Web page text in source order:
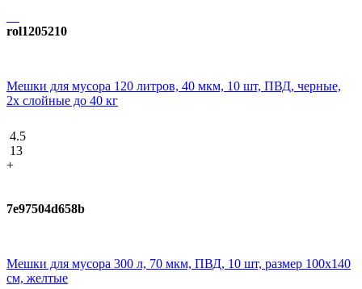
rol1205210
Мешки для мусора 120 литров, 40 мкм, 10 шт, ПВД, черные,
2х слойные до 40 кг
4.5
13
+
7e97504d658b
Мешки для мусора 300 л, 70 мкм, ПВД, 10 шт, размер 100х140
см, желтые